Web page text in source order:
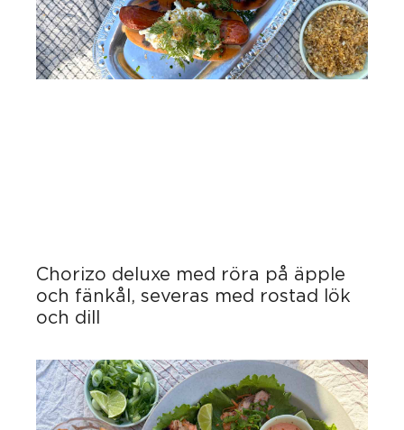
Chorizo deluxe med röra på äpple
och fänkål, severas med rostad lök
och dill